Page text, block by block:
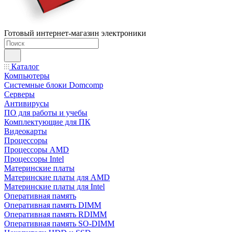
Готовый интернет-магазин электроники
Каталог
Компьютеры
Системные блоки Domcomp
Серверы
Антивирусы
ПО для работы и учебы
Комплектующие для ПК
Видеокарты
Процессоры
Процессоры AMD
Процессоры Intel
Материнские платы
Материнские платы для AMD
Материнские платы для Intel
Оперативная память
Оперативная память DIMM
Оперативная память RDIMM
Оперативная память SO-DIMM